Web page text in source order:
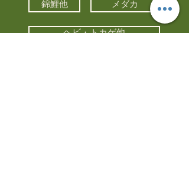
錦鯉他 メダカ
ヘビ・トカゲ他